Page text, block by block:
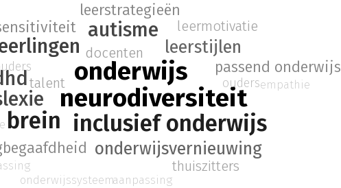
onderwijs
neurodiversiteit
inclusief onderwijs
brein
autisme
onderwijsvernieuwing
leerstijlen
leerstrategieën
passend onderwijs
docenten
leermotivatie
thuiszitters
talent
aanpassing
onderwijssysteem
oudersempathie